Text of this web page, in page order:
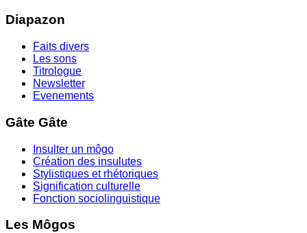
Diapazon
Faits divers
Les sons
Titrologue
Newsletter
Evenements
Gâte Gâte
Insulter un môgo
Création des insulutes
Stylistiques et rhétoriques
Signification culturelle
Fonction sociolinguistique
Les Môgos